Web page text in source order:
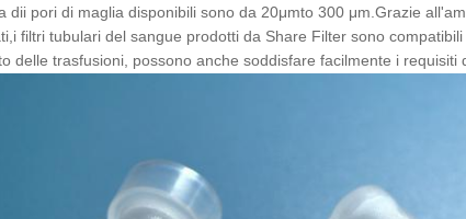
dii pori di maglia disponibili sono da 20μmto 300 μm. Grazie
filtri tubulari del sangue prodotti da Share Filter sono
delle trasfusioni, possono anche soddisfare facilmente i requisiti